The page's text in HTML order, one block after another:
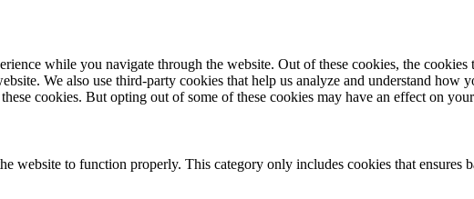
while you navigate through the website. Out of these cookies, the cookies
We also use third-party cookies that help us analyze and understand
cookies. But opting out of some of these cookies may have an effect on
website to function properly. This category only includes cookies that